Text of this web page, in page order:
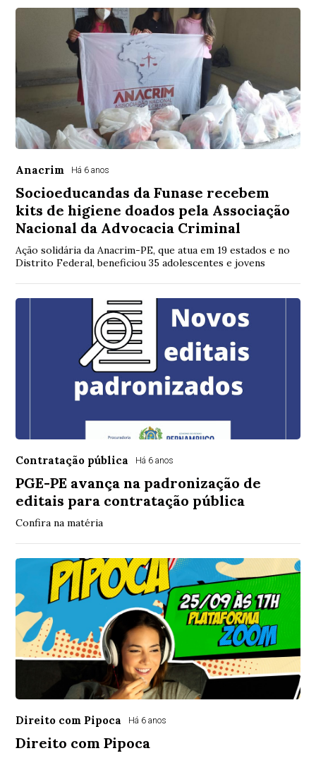
Anacrim Há 6 anos
Socioeducandas da Funase recebem
kits de higiene doados pela Associação
Nacional da Advocacia Criminal
Ação solidária da Anacrim-PE, que atua em 19 estados e no
Distrito Federal, beneficiou 35 adolescentes e jovens
Contratação pública Há 6 anos
PGE-PE avança na padronização de
editais para contratação pública
Confira na matéria
Direito com Pipoca Há 6 anos
Direito com Pipoca